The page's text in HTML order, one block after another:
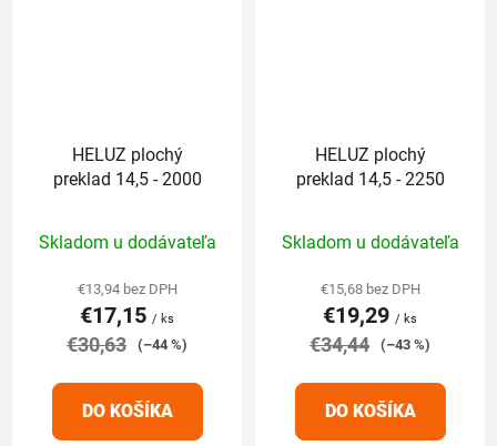
HELUZ plochý
preklad 14,5 - 2000
hodnotenie
produktu
je
5,0
5
hviezdičiek.
Skladom u dodávateľa
€13,94 bez DPH
€17,15 / ks
€30,63 (–44 %)
DO KOŠÍKA
HELUZ plochý
preklad 14,5 - 2250
hodnotenie
produktu
je
5,0
5
hviezdičiek.
Skladom u dodávateľa
€15,68 bez DPH
€19,29 / ks
€34,44 (–43 %)
DO KOŠÍKA